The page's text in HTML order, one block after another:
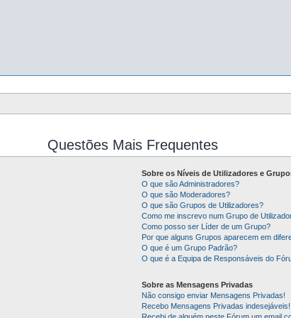
Questões Mais Frequentes
Sobre os Níveis de Utilizadores e
O que são Administradores?
O que são Moderadores?
O que são Grupos de Utilizadores?
Como me inscrevo num Grupo de
Como posso ser Líder de um Grupo?
Por que alguns Grupos aparecem em
O que é um Grupo Padrão?
O que é a Equipa de Responsáveis do
Sobre as Mensagens Privadas
Não consigo enviar Mensagens Privadas!
Recebo Mensagens Privadas indesejáveis!